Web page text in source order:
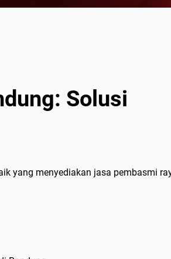
Solusi
yang menyediakan jasa pembasmi